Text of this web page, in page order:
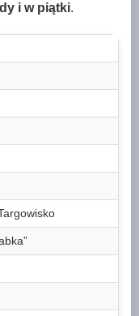
i w piątki.